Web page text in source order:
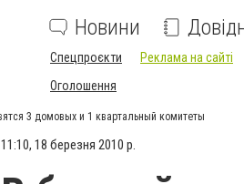
Новини
Спецпроєкти Реклама на сайті
Оголошення
3 домовых и 1 квартальный комитеты
11:10, 18 березня 2010 р.